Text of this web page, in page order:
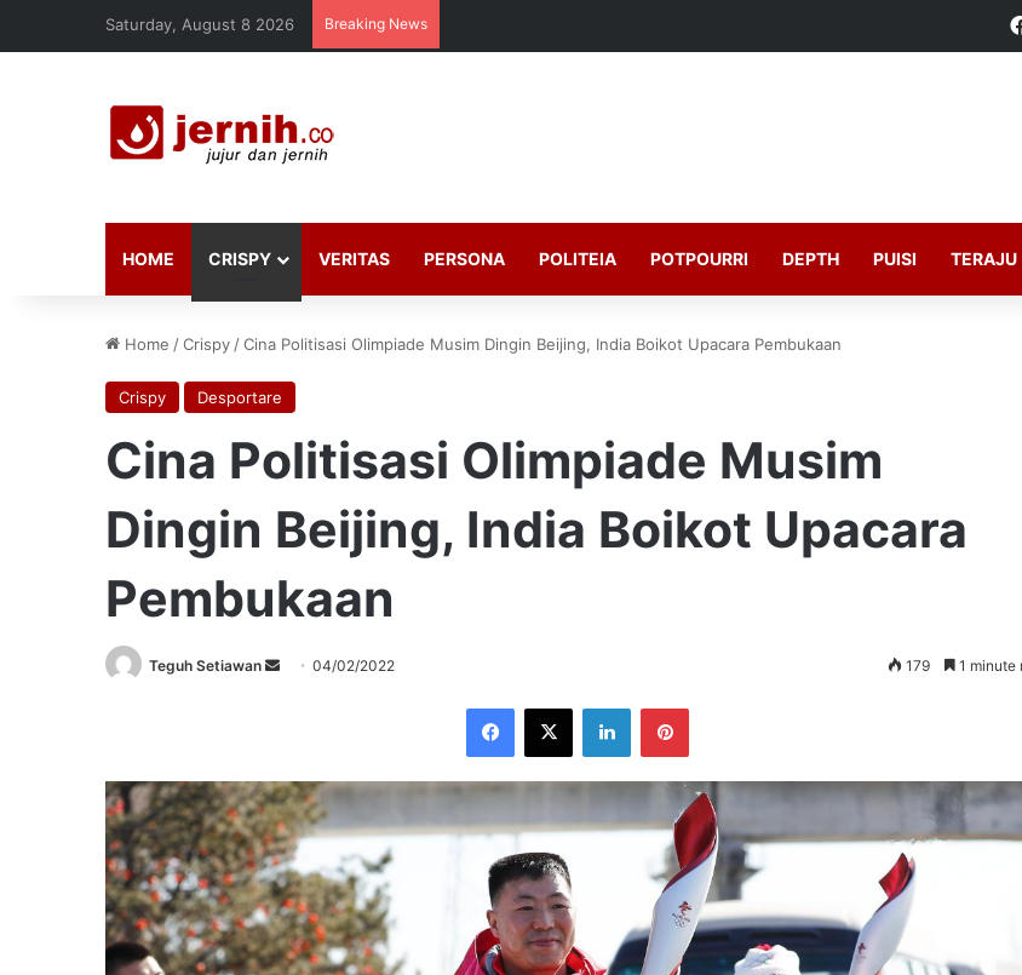
Saturday, August 8 2026 Breaking News
HOME CRISPY VERITAS PERSONA POLITEIA POTPOURRI DEPTH PUISI TERAJU
Home /Crispy /Cina Politisasi Olimpiade Musim Dingin Beijing, India Boikot Upacara Pembukaan
Crispy Desportare
Cina Politisasi Olimpiade Musim
Dingin Beijing, India Boikot Upacara
Pembukaan
Teguh Setiawan
Send04/02/2022 179 1 minute
Facebook
X LinkedInPinterest